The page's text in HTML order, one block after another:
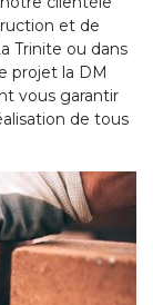
et de
Trinite ou dans
projet la DM
vous garantir
de tous